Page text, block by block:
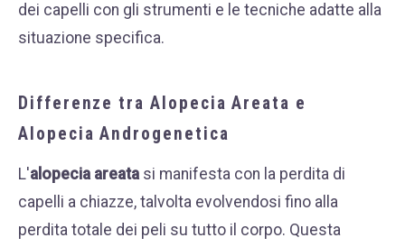
dei capelli con gli strumenti e le tecniche adatte alla
situazione specifica.
Differenze tra Alopecia Areata e
Alopecia Androgenetica
L'alopecia areatasi manifesta con la perdita di
capelli a chiazze, talvolta evolvendosi fino alla
perdita totale dei peli su tutto il corpo. Questa